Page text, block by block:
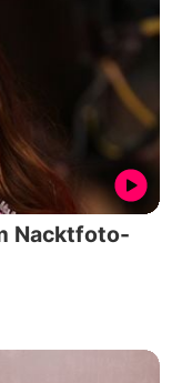
Nacktfoto-